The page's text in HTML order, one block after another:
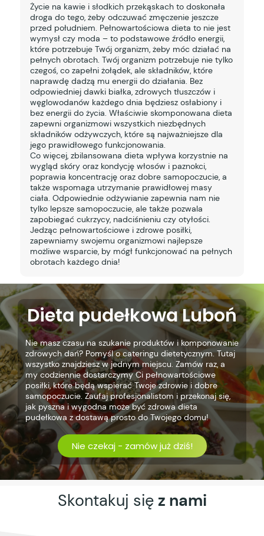
Życie na kawie i słodkich przekąskach to doskonała
droga do tego, żeby odczuwać zmęczenie jeszcze
przed południem. Pełnowartościowa dieta to nie jest
wymysł czy moda – to podstawowe źródło energii,
które potrzebuje Twój organizm, żeby móc działać na
pełnych obrotach. Twój organizm potrzebuje nie tylko
czegoś, co zapełni żołądek, ale składników, które
naprawdę dadzą mu energii do działania. Bez
odpowiedniej dawki białka, zdrowych tłuszczów i
węglowodanów każdego dnia będziesz osłabiony i
bez energii do życia. Właściwie skomponowana dieta
zapewni organizmowi wszystkich niezbędnych
składników odżywczych, które są najważniejsze dla
jego prawidłowego funkcjonowania.
Co więcej, zbilansowana dieta wpływa korzystnie na
wygląd skóry oraz kondycję włosów i paznokci,
poprawia koncentrację oraz dobre samopoczucie, a
także wspomaga utrzymanie prawidłowej masy
ciała. Odpowiednie odżywianie zapewnia nam nie
tylko lepsze samopoczucie, ale także pozwala
zapobiegać cukrzycy, nadciśnieniu czy otyłości.
Jedząc pełnowartościowe i zdrowe posiłki,
zapewniamy swojemu organizmowi najlepsze
możliwe wsparcie, by mógł funkcjonować na pełnych
obrotach każdego dnia!
Dieta pudełkowa Luboń
Nie masz czasu na szukanie produktów i komponowanie
zdrowych dań? Pomyśl o cateringu dietetycznym. Tutaj
wszystko znajdziesz w jednym miejscu. Zamów raz, a
my codziennie dostarczymy Ci pełnowartościowe
posiłki, które będą wspierać Twoje zdrowie i dobre
samopoczucie. Zaufaj profesjonalistom i przekonaj się,
jak pyszna i wygodna może być zdrowa dieta
pudełkowa z dostawą prosto do Twojego domu!
Nie czekaj - zamów już dziś!
Skontakuj się z nami